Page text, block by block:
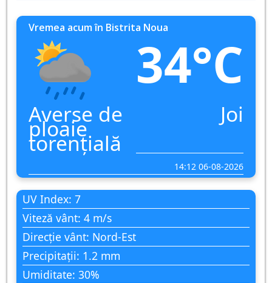
Vremea acum în Bistrita Noua
34°C
Averse de
ploaie
torențială
Joi
14:12 06-08-2026
UV Index: 7
Viteză vânt: 4 m/s
Direcție vânt: Nord-Est
Precipitații: 1.2 mm
Umiditate: 30%